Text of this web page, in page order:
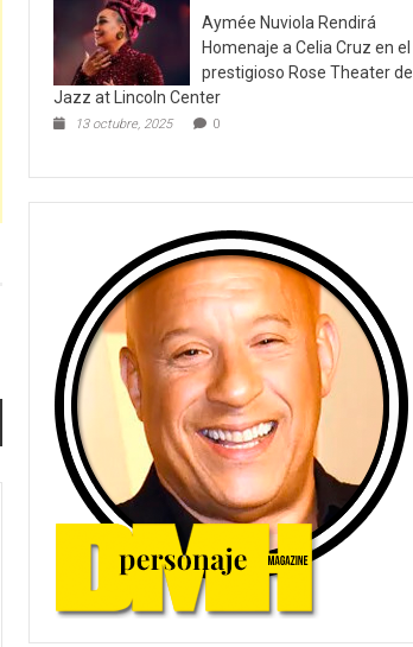
Aymée Nuviola Rendirá
Homenaje a Celia Cruz en el
prestigioso Rose Theater de
Jazz at Lincoln Center
13 octubre, 2025 0